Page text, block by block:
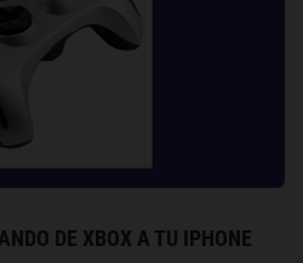
DE XBOX A TU IPHONE